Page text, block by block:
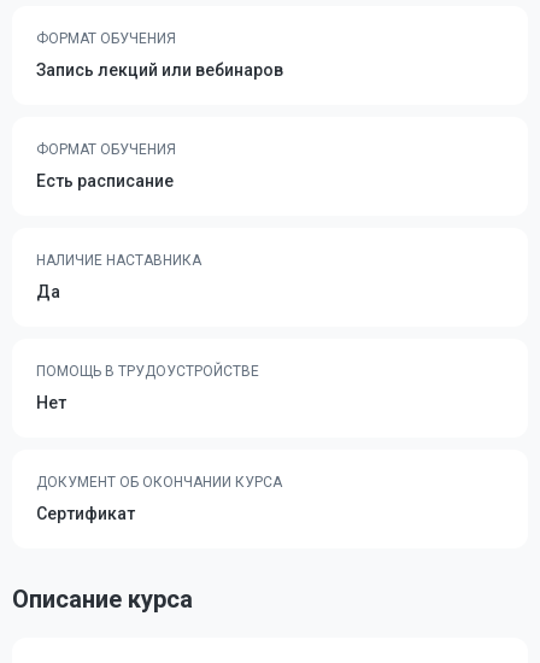
ФОРМАТ ОБУЧЕНИЯ
Запись лекций или вебинаров
ФОРМАТ ОБУЧЕНИЯ
Есть расписание
НАЛИЧИЕ НАСТАВНИКА
Да
ПОМОЩЬ В ТРУДОУСТРОЙСТВЕ
Нет
ДОКУМЕНТ ОБ ОКОНЧАНИИ КУРСА
Сертификат
Описание курса